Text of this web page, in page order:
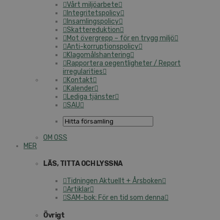
Vårt miljöarbete
Integritetspolicy
Insamlingspolicy
Skattereduktion
Mot övergrepp – för en trygg miljö
Anti-korruptionspolicy
Klagomålshantering
Rapportera oegentligheter / Report
irregularities
Kontakt
Kalender
Lediga tjänster
SAU
OM OSS
MER
LÄS, TITTA OCH LYSSNA
Tidningen Aktuellt + Årsboken
Artiklar
SAM-bok: För en tid som denna
Övrigt